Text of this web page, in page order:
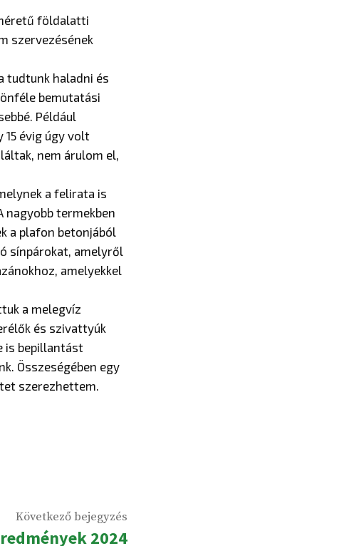
földalatti
szervezésének
tudtunk haladni és
bemutatási
Például
évig úgy volt
nem árulom el,
a felirata is
termekben
a plafon betonjából
sínpárokat, amelyről
amelyekkel
a melegvíz
és szivattyúk
is bepillantást
Összeségében egy
szerezhettem.
Következő bejegyzés
bejegyzés:
2024